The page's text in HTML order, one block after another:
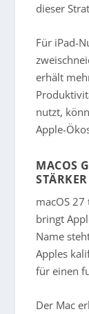
dieser
Für iPad-
erhält
nutzt,
Apple-
MACOS
macOS
bringt
Name
Apples
für einen
Der Mac